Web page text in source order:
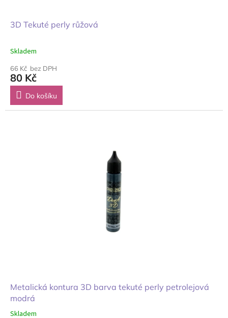
3D Tekuté perly růžová
Skladem
66 Kč bez DPH
80 Kč
Do košíku
Metalická kontura 3D barva tekuté perly petrolejová
modrá
Skladem